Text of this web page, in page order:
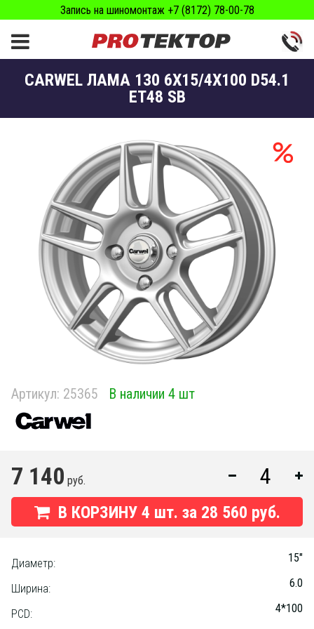
Запись на шиномонтаж +7 (8172) 78-00-78
CARWEL ЛАМА 130 6X15/4X100 D54.1
ET48 SB
Артикул: 25365 В наличии 4 шт
7 140 руб.
В КОРЗИНУ 4 шт. за 28 560 руб.
Диаметр: 15"
Ширина: 6.0
PCD:
4*100